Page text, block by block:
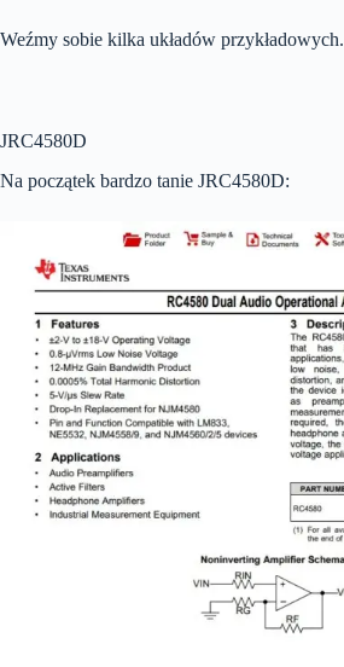
Weźmy sobie kilka układów przykładowych.
JRC4580D
Na początek bardzo tanie JRC4580D: